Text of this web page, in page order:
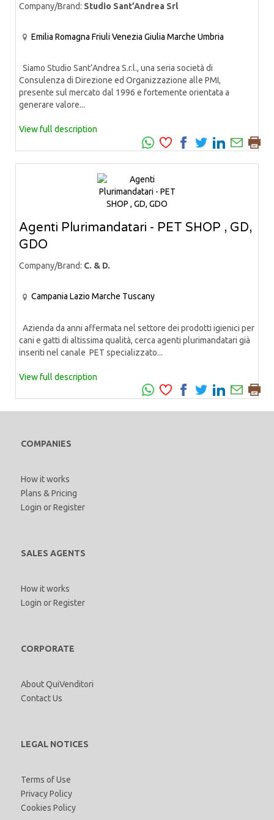
Company/Brand: Studio Sant’Andrea Srl
Emilia Romagna Friuli Venezia Giulia Marche Umbria
Siamo Studio Sant’Andrea S.r.l., una seria società di
Consulenza di Direzione ed Organizzazione alle PMI,
presente sul mercato dal 1996 e fortemente orientata a
generare valore...
View full description
Agenti Plurimandatari - PET SHOP , GD,
GDO
Company/Brand: C. & D.
Campania Lazio Marche Tuscany
Azienda da anni affermata nel settore dei prodotti igienici per
cani e gatti di altissima qualità, cerca agenti plurimandatari già
inseriti nel canale PET specializzato...
View full description
COMPANIES
How it works
Plans & Pricing
Login orRegister
SALES AGENTS
How it works
Login orRegister
CORPORATE
About QuiVenditori
Contact Us
LEGAL NOTICES
Terms of Use
Privacy Policy
Cookies Policy